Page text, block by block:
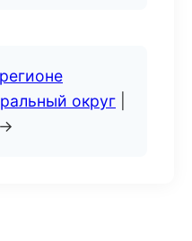
округ
→